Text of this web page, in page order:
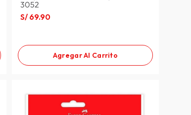
3052
S/ 69.90
Agregar Al Carrito